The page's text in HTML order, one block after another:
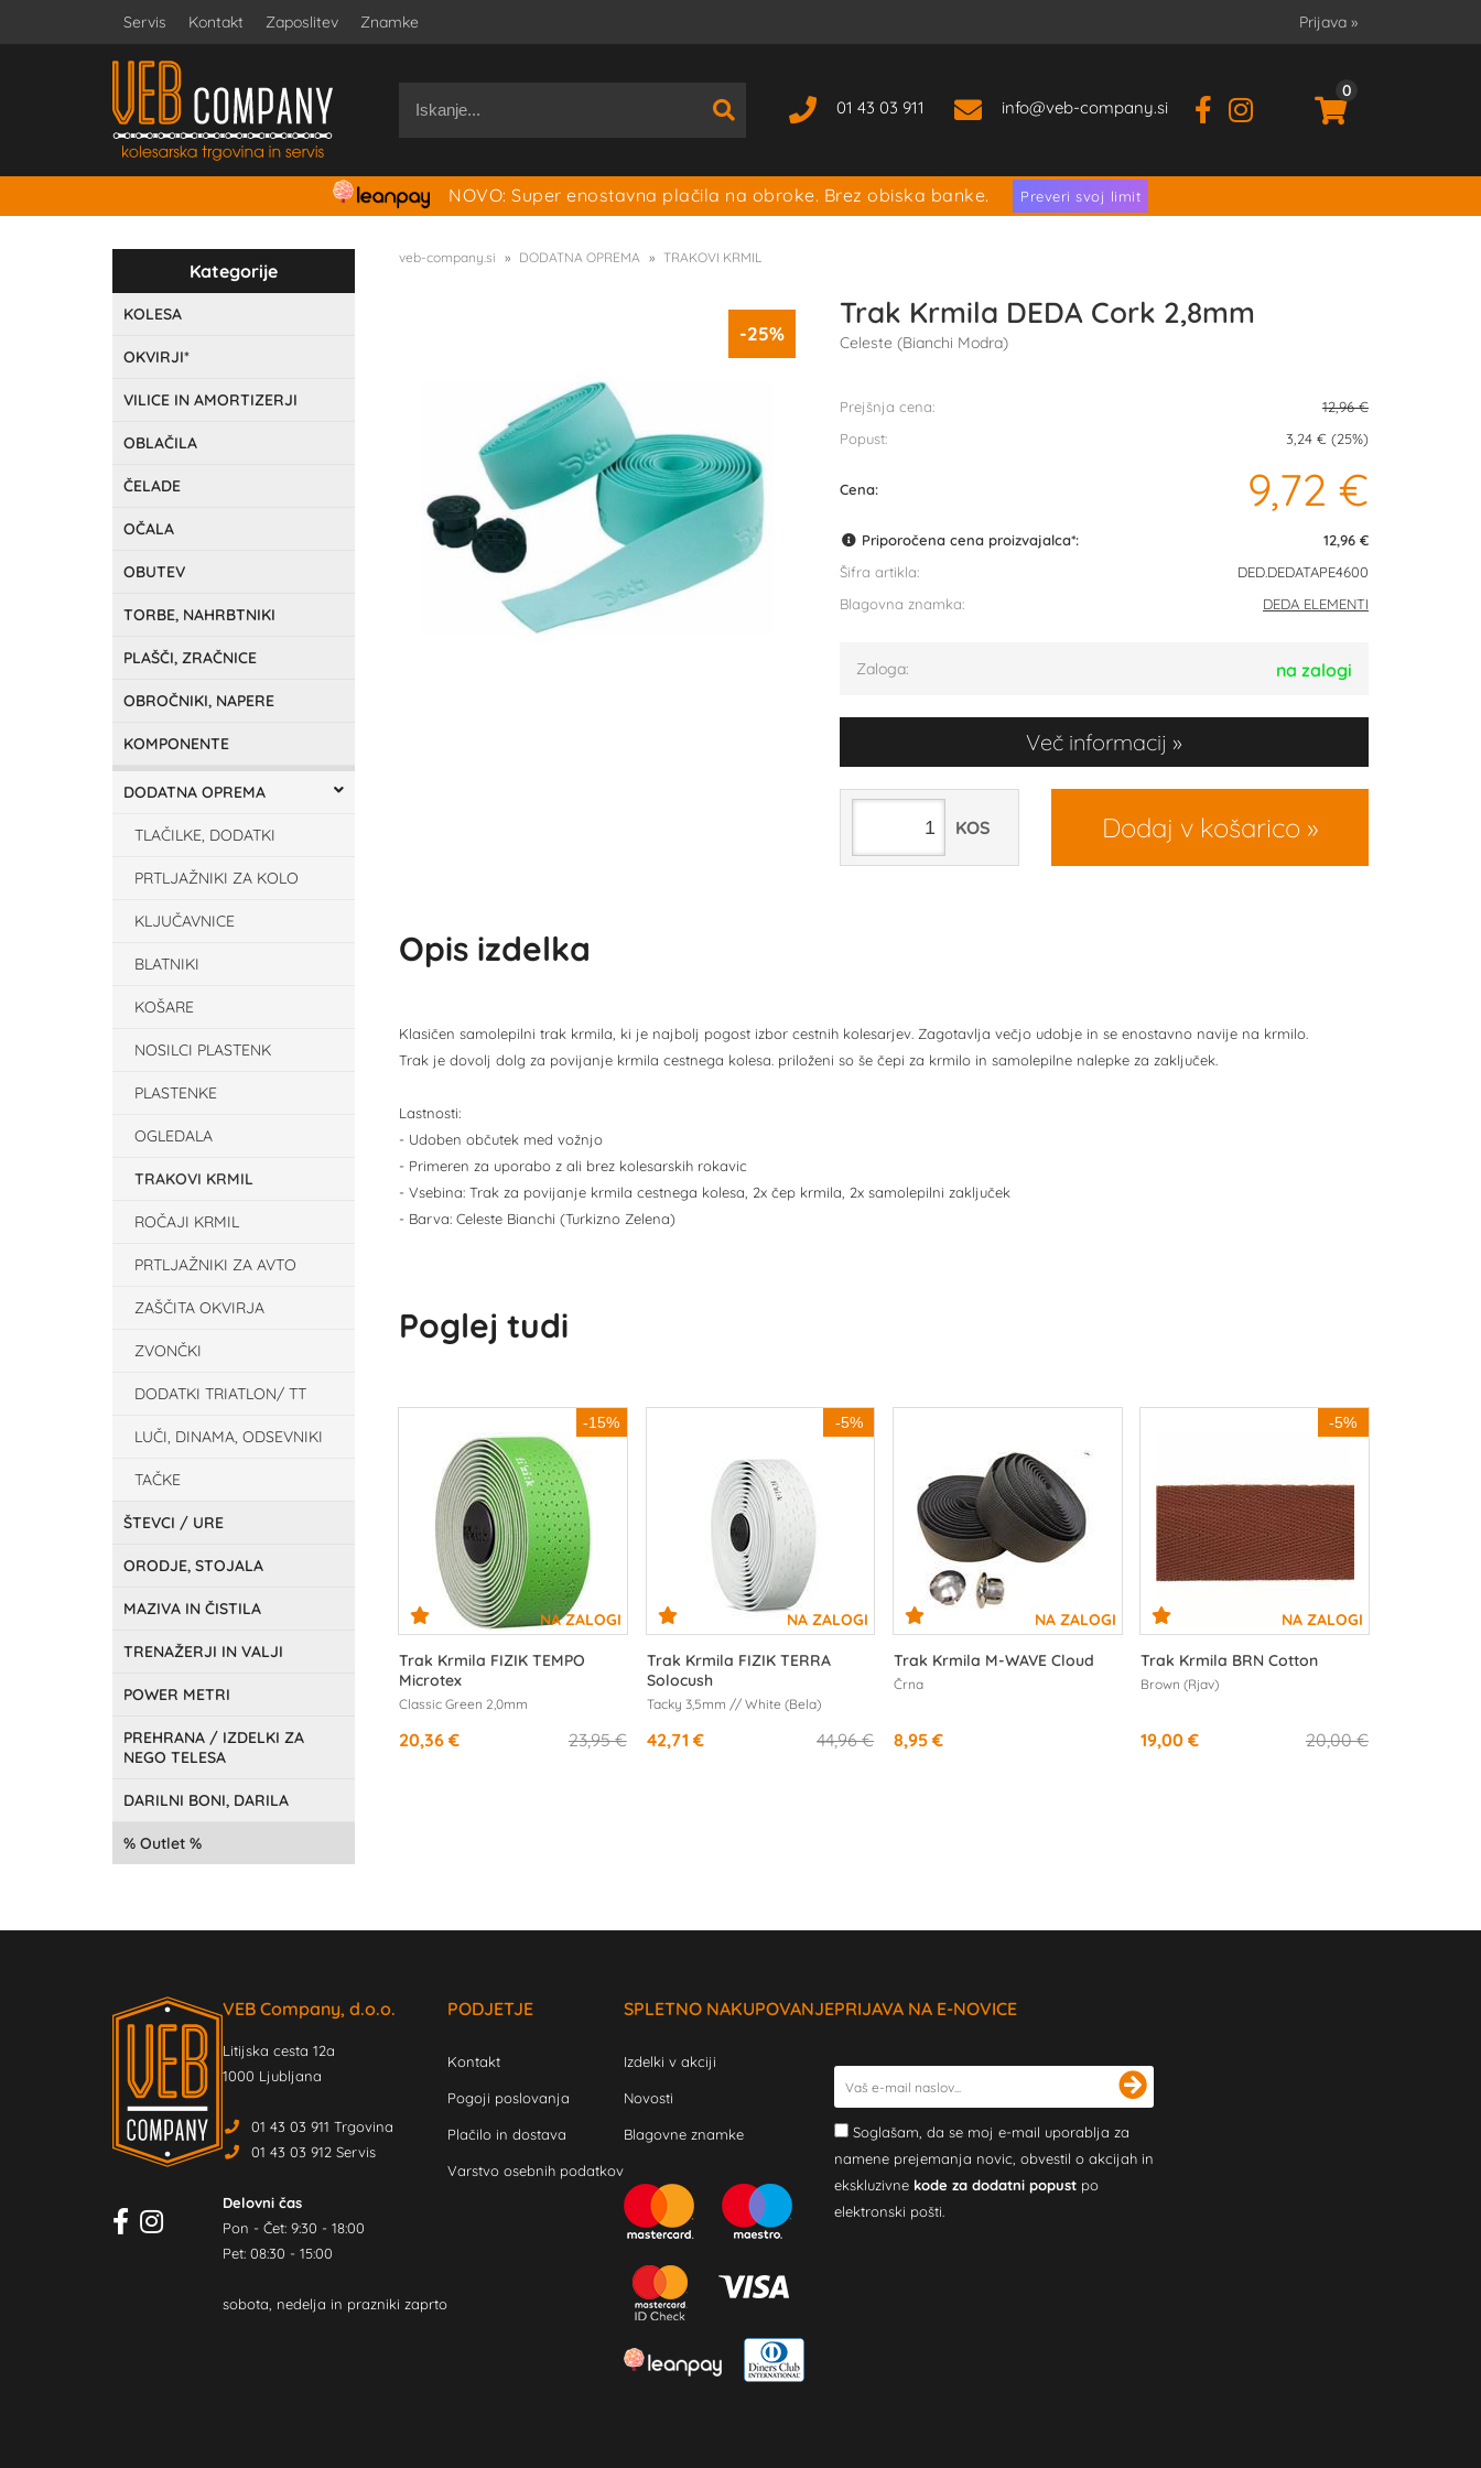
Servis Kontakt Zaposlitev Znamke Prijava »
01 43 03 911 info veb-company.si
0
NOVO: Super enostavna plačila na obroke. Brez obiska banke. Preveri svoj limit
Kategorije
KOLESA
OKVIRJI*
VILICE IN AMORTIZERJI
OBLAČILA
ČELADE
OČALA
OBUTEV
TORBE, NAHRBTNIKI
PLAŠČI, ZRAČNICE
OBROČNIKI, NAPERE
KOMPONENTE
DODATNA OPREMA
TLAČILKE, DODATKI
PRTLJAŽNIKI ZA KOLO
KLJUČAVNICE
BLATNIKI
KOŠARE
NOSILCI PLASTENK
PLASTENKE
OGLEDALA
TRAKOVI KRMIL
ROČAJI KRMIL
PRTLJAŽNIKI ZA AVTO
ZAŠČITA OKVIRJA
ZVONČKI
DODATKI TRIATLON/ TT
LUČI, DINAMA, ODSEVNIKI
TAČKE
ŠTEVCI / URE
ORODJE, STOJALA
MAZIVA IN ČISTILA
TRENAŽERJI IN VALJI
POWER METRI
PREHRANA / IZDELKI ZA
NEGO TELESA
DARILNI BONI, DARILA
Outlet
veb-company.si DODATNA OPREMA TRAKOVI KRMIL
Trak Krmila DEDA Cork 2,8mm
Celeste (Bianchi Modra)
-25%
Prejšnja cena:
12,96 €
Popust:
3,24 € (25%)
Cena: 9,72 €
Priporočena cena proizvajalca*:
12,96 €
Šifra artikla:
DED.DEDATAPE4600
Blagovna znamka:
DEDA ELEMENTI
Zaloga: na zalogi
Več informacij
Dodaj v košarico
KOS
Opis izdelka
Klasičen samolepilni trak krmila, ki je najbolj pogost izbor cestnih kolesarjev. Zagotavlja večjo udobje in se enostavno navije na krmilo.
Trak je dovolj dolg za povijanje krmila cestnega kolesa. priloženi so še čepi za krmilo in samolepilne nalepke za zaključek.
Lastnosti:
- Udoben občutek med vožnjo
- Primeren za uporabo z ali brez kolesarskih rokavic
- Vsebina: Trak za povijanje krmila cestnega kolesa, 2x čep krmila, 2x samolepilni zaključek
- Barva: Celeste Bianchi (Turkizno Zelena)
Poglej tudi
-15%
Trak Krmila FIZIK TEMPO
Microtex
Classic Green 2,0mm
23,95 €
20,36 €
-5%
Trak Krmila FIZIK TERRA
Solocush
Tacky 3,5mm // White (Bela)
44,96 €
42,71 €
Trak Krmila M-WAVE Cloud
Črna
8,95 €
-5%
Trak Krmila BRN Cotton
Brown (Rjav)
20,00 €
19,00 €
VEB Company, d.o.o.
Litijska cesta 12a
1000 Ljubljana
01 43 03 911 Trgovina
01 43 03 912 Servis
Delovni čas
Pon - Čet: 9:30 - 18:00
Pet: 08:30 - 15:00
sobota, nedelja in prazniki zaprto
PODJETJE
Kontakt
Pogoji poslovanja
Plačilo in dostava
Varstvo osebnih podatkov
SPLETNO NAKUPOVANJE
Izdelki v akciji
Novosti
Blagovne znamke
PRIJAVA NA E-NOVICE
Soglašam, da se moj e-mail uporablja za
namene prejemanja novic, obvestil o akcijah in
ekskluzivne kode za dodatni popust po
elektronski pošti.